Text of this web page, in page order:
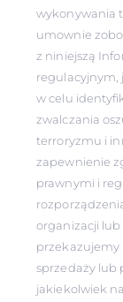
wykonywania
umownie
z niniejszą
regulacyjnym,
w celu
zwalczania
terroryzmu i
zapewnienie
prawnymi i
organizacji
przekazujemy
sprzedaży lub
jakiekolwiek